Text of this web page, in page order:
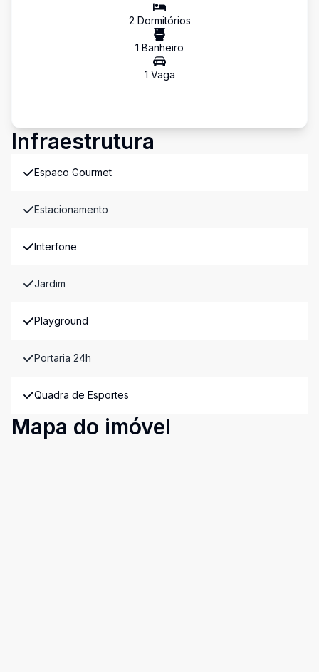
2 Dormitórios
1 Banheiro
1 Vaga
Infraestrutura
Espaco Gourmet
Estacionamento
Interfone
Jardim
Playground
Portaria 24h
Quadra de Esportes
Mapa do imóvel